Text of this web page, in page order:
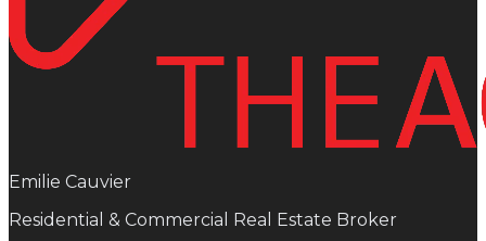
Emilie Cauvier
Residential & Commercial Real Estate Broker